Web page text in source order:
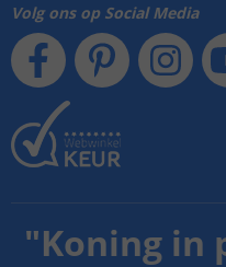
Volg ons op Social Media
"Koning in